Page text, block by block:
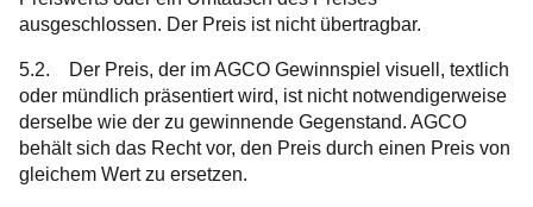
ausgeschlossen. Der Preis ist nicht übertragbar.
5.2. Der Preis, der im AGCO Gewinnspiel visuell, textlich
oder mündlich präsentiert wird, ist nicht notwendigerweise
derselbe wie der zu gewinnende Gegenstand. AGCO
behält sich das Recht vor, den Preis durch einen Preis von
gleichem Wert zu ersetzen.